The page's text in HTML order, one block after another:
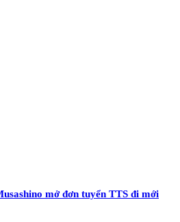
mở đơn tuyển TTS đi mới